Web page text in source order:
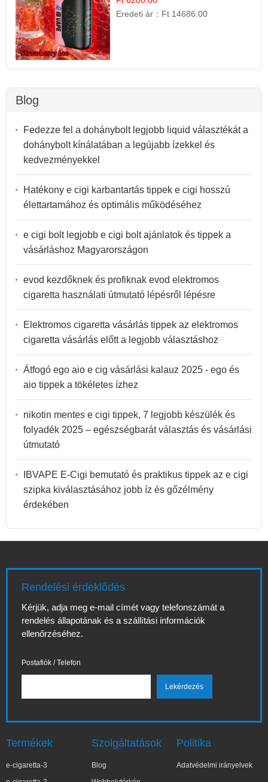
Eredeti ár： Ft 14686.00
Blog
Fedezze fel a dohánybolt legjobb liquid választékát a
dohánybolt kínálatában a legújabb ízekkel és
kedvezményekkel
Hatékony e cigi karbantartás tippek e cigi hosszú
élettartamához és optimális működéséhez
e cigi bolt legjobb e cigi bolt ajánlatok és tippek a
vásárláshoz Magyarországon
evod kezdőknek és profiknak evod elektromos
cigaretta használati útmutató lépésről lépésre
Elektromos cigaretta vásárlás tippek az elektromos
cigaretta vásárlás előtt a legjobb választáshoz
Átfogó ego aio e cig vásárlási kalauz 2025 - ego és
aio tippek a tökéletes ízhez
nikotin mentes e cigi tippek, 7 legjobb készülék és
folyadék 2025 – egészségbarát választás és vásárlási
útmutató
IBVAPE E-Cigi bemutató és praktikus tippek az e cigi
szipka kiválasztásához jobb íz és gőzélmény
érdekében
Rendelési érdeklődés
Kérjük, adja meg e-mail címét vagy telefonszámát a
rendelés állapotának és a szállítási információk
ellenőrzéséhez.
Postafiók / Telefon
Termékek
e-cigaretta-3
Szolgáltatások
Blog
Politika
Adatvédelmi irányelvek